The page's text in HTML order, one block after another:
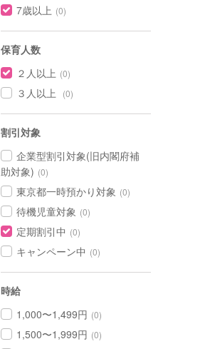
7歳以上 (0)
保育人数
２人以上 (0)
３人以上 (0)
割引対象
企業型割引対象(旧内閣府補
助対象) (0)
東京都一時預かり対象 (0)
待機児童対象 (0)
定期割引中 (0)
キャンペーン中 (0)
時給
1,000〜1,499円 (0)
1,500〜1,999円 (0)